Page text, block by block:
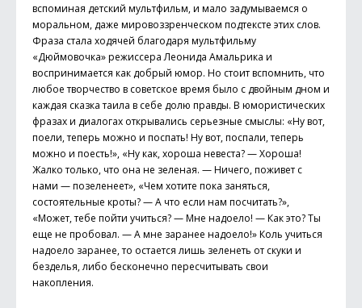
вспоминая детский мультфильм, и мало задумываемся о
моральном, даже мировоззренческом подтексте этих слов.
Фраза стала ходячей благодаря мультфильму
«Дюймовочка» режиссера Леонида Амальрика и
воспринимается как добрый юмор. Но стоит вспомнить, что
любое творчество в советское время было с двойным дном и
каждая сказка таила в себе долю правды. В юмористических
фразах и диалогах открывались серьезные смыслы: «Ну вот,
поели, теперь можно и поспать! Ну вот, поспали, теперь
можно и поесть!», «Ну как, хороша невеста? — Хороша!
Жалко только, что она не зеленая. — Ничего, поживет с
нами — позеленеет», «Чем хотите пока заняться,
состоятельные кроты? — А что если нам посчитать?»,
«Может, тебе пойти учиться? — Мне надоело! — Как это? Ты
еще не пробовал. — А мне заранее надоело!» Коль учиться
надоело заранее, то остается лишь зеленеть от скуки и
безделья, либо бесконечно пересчитывать свои
накопления.